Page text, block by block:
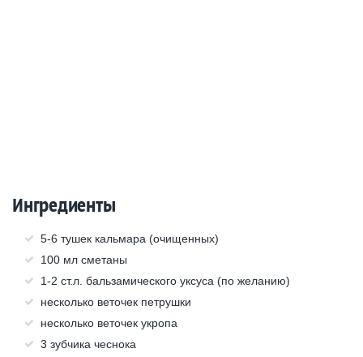
Ингредиенты
5-6 тушек кальмара (очищенных)
100 мл сметаны
1-2 ст.л. бальзамического уксуса (по желанию)
несколько веточек петрушки
несколько веточек укропа
3 зубчика чеснока